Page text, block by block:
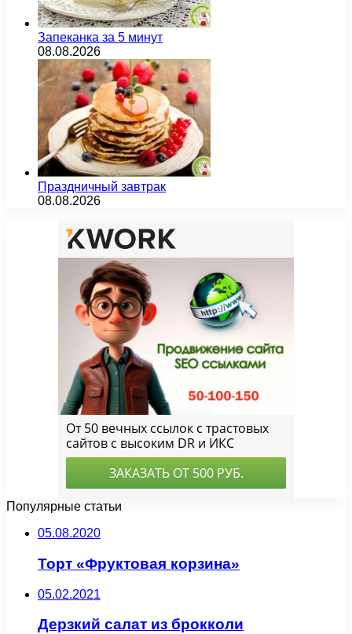
Запеканка за 5 минут
08.08.2026
Праздничный завтрак
08.08.2026
Популярные статьи
05.08.2020
Торт «Фруктовая корзина»
05.02.2021
Дерзкий салат из брокколи